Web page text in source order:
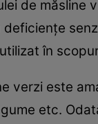
de
în
verzi este
etc.